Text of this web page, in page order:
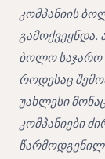
კომპანიის
გამოქვეყნდა.
ბოლო საჯარო
როდესაც
უახლესი
კომპანიები